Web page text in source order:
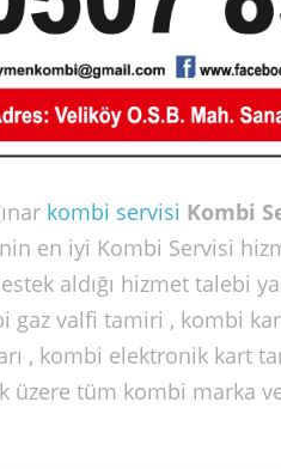
kombi servisi Kombi
en iyi Kombi Servisi
aldığı hizmet talebi
gaz valfi tamiri , kombi
, kombi elektronik kart
üzere tüm kombi marka